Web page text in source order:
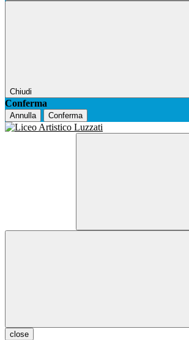
Chiudi
Conferma
Annulla Conferma
close